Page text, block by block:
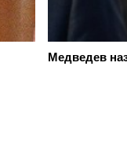
Медведев